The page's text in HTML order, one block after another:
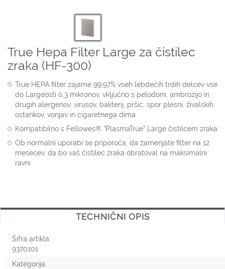
True Hepa Filter Large za čistilec
zraka (HF-300)
True HEPA filter zajame 99,97% vseh lebdečih trdih delcev vse
do Largeosti 0,3 mikronov, vključno s pelodom, ambrozijo in
drugih alergenov, virusov, bakterij, pršic, spor plesni, živalskih
ostankov, vonjav in cigaretnega dima
Kompatibilno s Fellowes® “PlasmaTrue” Large čistilcem zraka
Ob normalni uporabi se priporoča, da zamenjate filter na 12
mesecev, da bo vaš čistilec zraka obratoval na maksimalni
ravni
TECHNIČNI OPIS
Šifra artikla:
9370101
Kategorija: